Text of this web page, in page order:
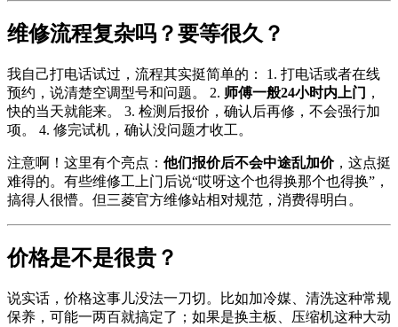
维修流程复杂吗？要等很久？
我自己打电话试过，流程其实挺简单的： 1. 打电话或者在线
预约，说清楚空调型号和问题。 2. 师傅一般24小时内上门 ，
快的当天就能来。 3. 检测后报价，确认后再修，不会强行加
项。 4. 修完试机，确认没问题才收工。
注意啊！这里有个亮点： 他们报价后不会中途乱加价，这点挺
难得的。有些维修工上门后说“哎呀这个也得换那个也得换”，
搞得人很懵。但三菱官方维修站相对规范，消费得明白。
价格是不是很贵？
说实话，价格这事儿没法一刀切。比如加冷媒、清洗这种常规
保养，可能一两百就搞定了；如果是换主板、压缩机这种大动